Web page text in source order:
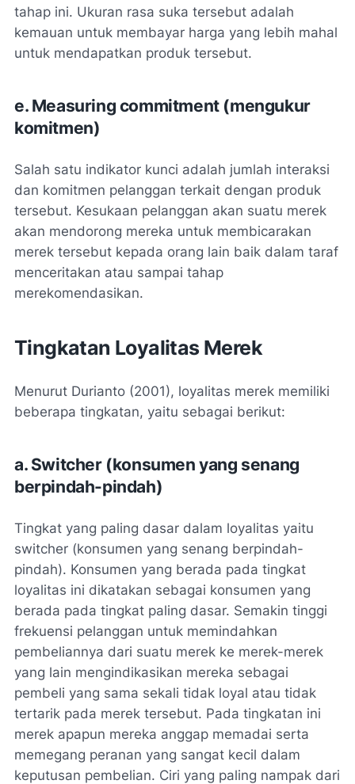
tahap ini. Ukuran rasa suka tersebut adalah
kemauan untuk membayar harga yang lebih mahal
untuk mendapatkan produk tersebut.
e. Measuring commitment (mengukur
komitmen)
Salah satu indikator kunci adalah jumlah interaksi
dan komitmen pelanggan terkait dengan produk
tersebut. Kesukaan pelanggan akan suatu merek
akan mendorong mereka untuk membicarakan
merek tersebut kepada orang lain baik dalam taraf
menceritakan atau sampai tahap
merekomendasikan.
Tingkatan Loyalitas Merek
Menurut Durianto (2001), loyalitas merek memiliki
beberapa tingkatan, yaitu sebagai berikut:
a. Switcher (konsumen yang senang
berpindah-pindah)
Tingkat yang paling dasar dalam loyalitas yaitu
switcher (konsumen yang senang berpindah-
pindah). Konsumen yang berada pada tingkat
loyalitas ini dikatakan sebagai konsumen yang
berada pada tingkat paling dasar. Semakin tinggi
frekuensi pelanggan untuk memindahkan
pembeliannya dari suatu merek ke merek-merek
yang lain mengindikasikan mereka sebagai
pembeli yang sama sekali tidak loyal atau tidak
tertarik pada merek tersebut. Pada tingkatan ini
merek apapun mereka anggap memadai serta
memegang peranan yang sangat kecil dalam
keputusan pembelian. Ciri yang paling nampak dari